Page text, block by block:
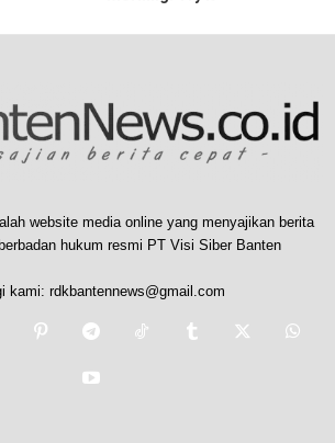
website media online yang menyajikan berita
hukum resmi PT Visi Siber Banten
kami: rdkbantennews@gmail.com